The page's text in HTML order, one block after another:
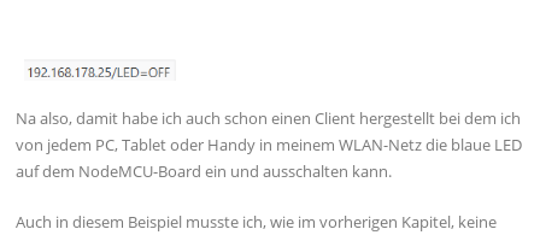
Na also, damit habe ich auch schon einen Client hergestellt bei dem ich
von jedem PC, Tablet oder Handy in meinem WLAN-Netz die blaue LED
auf dem NodeMCU-Board ein und ausschalten kann.
Auch in diesem Beispiel musste ich, wie im vorherigen Kapitel, keine